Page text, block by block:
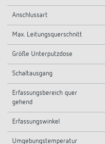
Anschlussart
Max. Leitungsquerschnitt
Größe Unterputzdose
Schaltausgang
Erfassungsbereich quer
gehend
Erfassungswinkel
Umgebungstemperatur